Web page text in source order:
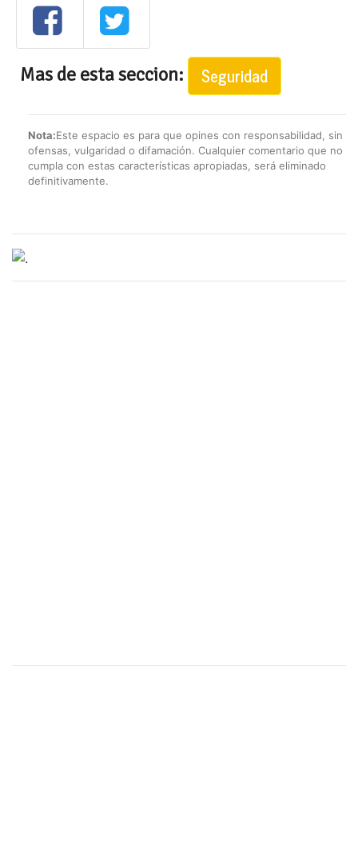
Mas de esta seccion: Seguridad
Nota:Este espacio es para que opines con responsabilidad, sin
ofensas, vulgaridad o difamación. Cualquier comentario que no
cumpla con estas características apropiadas, será eliminado
definitivamente.